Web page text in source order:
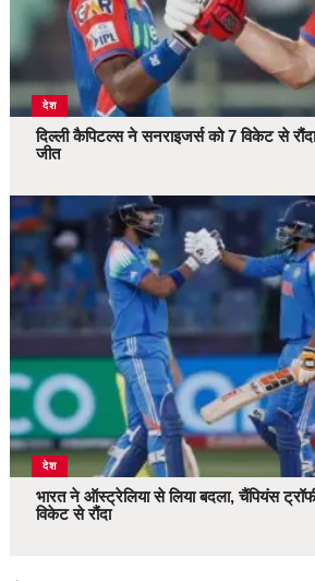
देश
दिल्ली कैपिटल्स ने सनराइजर्स को 7 विकेट से
जीत
देश
भारत ने ऑस्ट्रेलिया से लिया बदला, चैंपियंस
विकेट से रौंदा